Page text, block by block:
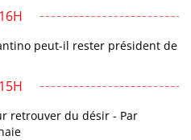
16H
peut-il rester président de
15H
retrouver du désir - Par